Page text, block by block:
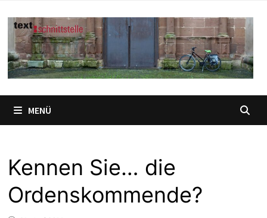
Inhalt
springen
MENÜ
Kennen Sie… die
Ordenskommende?